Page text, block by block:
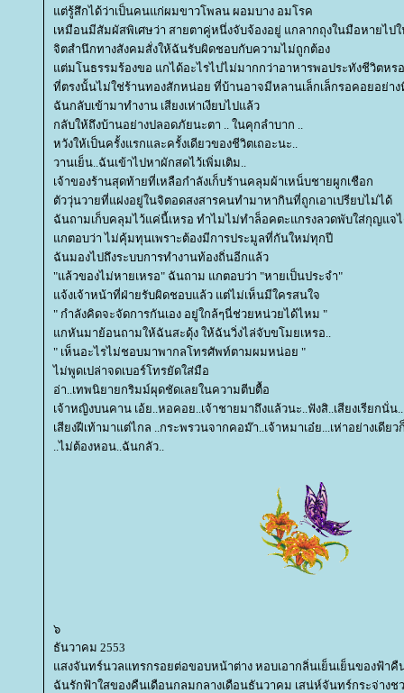
ต่รู้สึกได้ว่าเป็นคนแก่ผมขาวโพลน ผอมบาง อมโรค
เหมือนมีสัมผัสพิเศษว่า สายตาคู่หนึ่งจับจ้องอยู่ แกลากถุงในมือหายไป
จิตสำนึกทางสังคมสั่งให้ฉันรับผิดชอบกับความไม่ถูกต้อง
ต่มโนธรรมร้องขอ แกได้อะไรไปไม่มากกว่าอาหารพอประทังชีวิตหร
ที่ตรงนั้นไม่ใช่ร้านทองสักหน่อย ที่บ้านอาจมีหลานเล็กเล็กรอคอยอย่า
ฉันกลับเข้ามาทำงาน เสียงเห่าเงียบไปแล้ว
กลับให้ถึงบ้านอย่างปลอดภัยนะตา .. ในคุกลำบาก ..
หวังให้เป็นครั้งแรกและครั้งเดียวของชีวิตเถอะนะ..
วานเย็น..ฉันเข้าไปหาผักสดไว้เพิ่มเติม..
เจ้าของร้านสุดท้ายที่เหลือกำลังเก็บร้านคลุมผ้าเหน็บชายผูกเชือก
ตัววุ่นวายที่แฝงอยู่ในจิตอดสงสารคนทำมาหากินที่ถูกเอาเปรียบไม่ได้
ฉันถามเก็บคลุมไว้แค่นี้เหรอ ทำไมไม่ทำล็อคตะแกรงลวดพับใส่กุญแจ
กตอบว่า ไม่คุ้มทุนเพราะต้องมีการประมูลที่กันใหม่ทุกปี
ฉันมองไปถึงระบบการทำงานท้องถิ่นอีกแล้ว
"แล้วของไม่หายเหรอ" ฉันถาม แกตอบว่า "หายเป็นประจำ"
จ้งเจ้าหน้าที่ฝ่ายรับผิดชอบแล้ว แต่ไม่เห็นมีใครสนใจ
" กำลังคิดจะจัดการกันเอง อยู่ใกล้ๆนี่ช่วยหน่วยได้ไหม "
กหันมาย้อนถามให้ฉันสะดุ้ง ให้ฉันวิ่งไล่จับขโมยเหรอ..
" เห็นอะไรไม่ชอบมาพากลโทรศัพท์ตามผมหน่อย "
ไม่พูดเปล่าจดเบอร์โทรยัดใส่มือ
อ่า..เทพนิยายกริมม์ผุดชัดเลยในความตีบตื้อ
เจ้าหญิงบนคาน เอ้ย..หอคอย..เจ้าชายมาถึงแล้วนะ..ฟังสิ..เสียงเรียกนั่น..
เสียงฝีเท้ามาแต่ไกล ..กระพรวนจากคอม๊า..เจ้าหมาเอ๋ย...เห่าอย่างเดียว
..ไม่ต้องหอน..ฉันกลัว..
๖
ธันวาคม 2553
สงจันทร์นวลแทรกรอยต่อขอบหน้าต่าง หอบเอากลิ่นเย็นเย็นของฟ้าคื
ฉันรักฟ้าใสของคืนเดือนกลมกลางเดือนธันวาคม เสน่ห์จันทร์กระจ่างช